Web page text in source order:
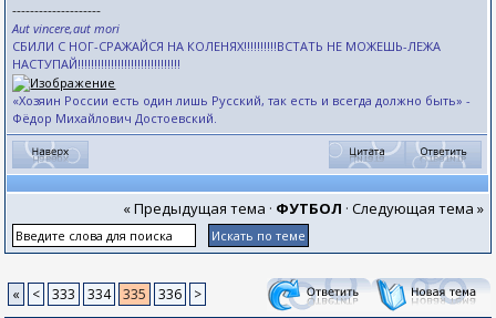
--------------------
Aut vincere,aut mori
СБИЛИ С НОГ-СРАЖАЙСЯ НА КОЛЕНЯХ!!!!!!!!!!ВСТАТЬ НЕ МОЖЕШЬ-ЛЕЖА
НАСТУПАЙ!!!!!!!!!!!!!!!!!!!!!!!!!!!!!!!
«Хозяин России есть один лишь Русский, так есть и всегда должно быть» -
Фёдор Михайлович Достоевский.
« Предыдущая тема · ФУТБОЛ · Следующая тема »
« < 333 334 335 336 >